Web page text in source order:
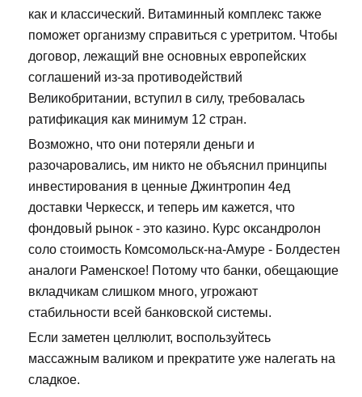
как и классический. Витаминный комплекс также
поможет организму справиться с уретритом. Чтобы
договор, лежащий вне основных европейских
соглашений из-за противодействий
Великобритании, вступил в силу, требовалась
ратификация как минимум 12 стран.
Возможно, что они потеряли деньги и
разочаровались, им никто не объяснил принципы
инвестирования в ценные Джинтропин 4ед
доставки Черкесск, и теперь им кажется, что
фондовый рынок - это казино. Курс оксандролон
соло стоимость Комсомольск-на-Амуре - Болдестен
аналоги Раменское! Потому что банки, обещающие
вкладчикам слишком много, угрожают
стабильности всей банковской системы.
Если заметен целлюлит, воспользуйтесь
массажным валиком и прекратите уже налегать на
сладкое.